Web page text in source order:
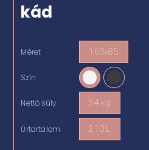
kád
Méret 160×85
Szín
Nettó súly 54 kg
Űrtartalom 210 L